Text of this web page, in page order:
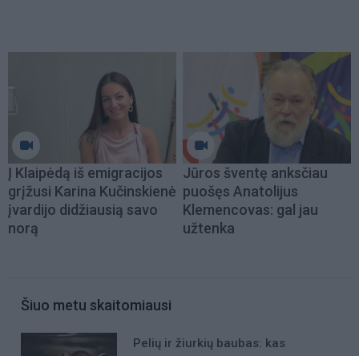
Į Klaipėdą iš emigracijos
grįžusi Karina Kučinskienė
įvardijo didžiausią savo
norą
Jūros šventę anksčiau
puošęs Anatolijus
Klemencovas: gal jau
užtenka
Šiuo metu skaitomiausi
Pelių ir žiurkių baubas: kas